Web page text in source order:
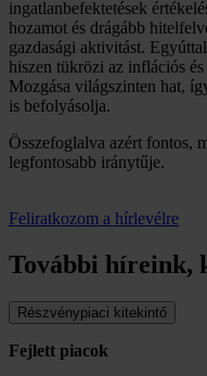
ingatlanbefektetések
hozamot és drágább
gazdasági aktivitást.
hiszen tükrözi az inflációs
Mozgása világszinten hat,
is befolyásolja.
Összefoglalva azért fontos,
legfontosabb iránytűje.
Feliratkozom a hírlevélre
További híreink,
Részvénypiaci kitekintő
Fejlett piacok